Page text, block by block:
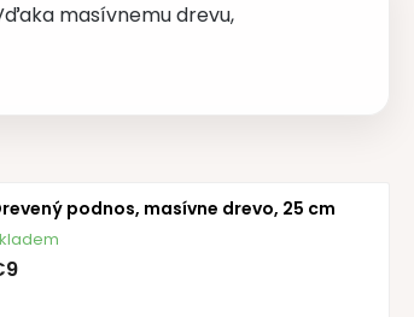
masívnemu drevu,
podnos, masívne drevo, 25 cm